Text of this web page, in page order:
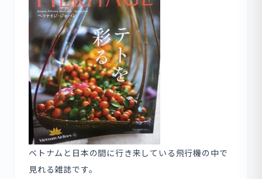
ベトナムと日本の間に行き来している飛行機の中で
見れる雑誌です。